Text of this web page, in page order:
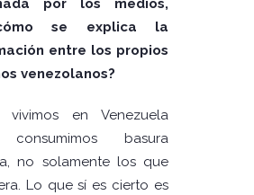
por los medios,
se explica la
entre los propios
venezolanos?
en Venezuela
consumimos basura
no solamente los que
Lo que sí es cierto es